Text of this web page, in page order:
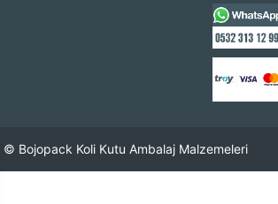
© Bojopack Koli Kutu Ambalaj Malzemeleri